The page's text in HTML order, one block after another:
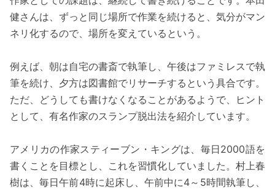
健さんは、ずっと同じ場所で作業を続けると、気分がマン
ネリ化するので、場所を変えているという。
例えば、朝は自宅の書斎で執筆し、午後はファミレスで執
筆を続け、夕方は図書館でリサーチするという具合です。
ただ、どうしても書けなくなることがあるようで、ヒント
として、有名作家のスランプ脱出法を紹介しています。
アメリカの作家スティーブン・キングは、毎日2000語を
書くことを目標とし、これを習慣化していました。村上春
樹は、毎日午前4時に起床し、午前中に4～5時間執筆し、